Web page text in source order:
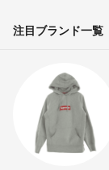
注目ブランド一覧